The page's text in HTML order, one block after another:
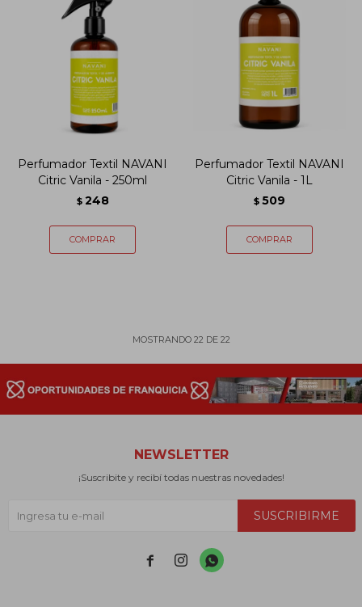
Perfumador Textil NAVANI
Citric Vanila - 250ml
$ 248
Perfumador Textil NAVANI
Citric Vanila - 1L
$ 509
MOSTRANDO 22 DE 22
NEWSLETTER
¡Suscribite y recibí todas nuestras novedades!
SUSCRIBIRME
  